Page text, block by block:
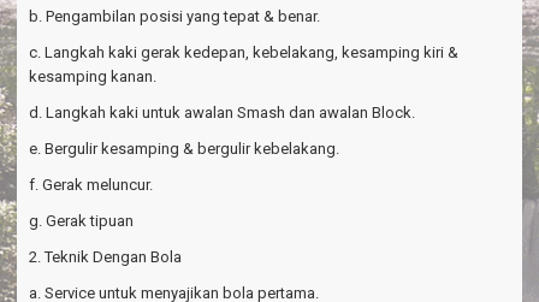
b. Pengambilan posisi yang tepat & benar.
c. Langkah kaki gerak kedepan, kebelakang, kesamping kiri &
kesamping kanan.
d. Langkah kaki untuk awalan Smash dan awalan Block.
e. Bergulir kesamping & bergulir kebelakang.
f. Gerak meluncur.
g. Gerak tipuan
2. Teknik Dengan Bola
a. Service untuk menyajikan bola pertama.